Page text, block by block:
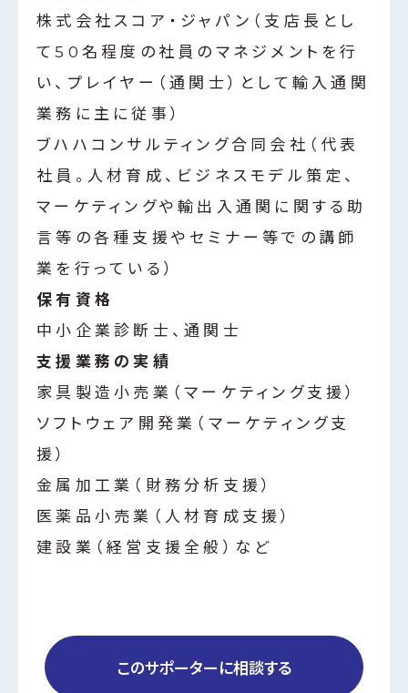
株式会社スコア・ジャパン（支店長とし
て50名程度の社員のマネジメントを行
い、プレイヤー（通関士）として輸入通関
業務に主に従事）
ブハハコンサルティング合同会社（代表
社員。人材育成、ビジネスモデル策定、
マーケティングや輸出入通関に関する助
言等の各種支援やセミナー等での講師
業を行っている）
保有資格
中小企業診断士、通関士
支援業務の実績
家具製造小売業（マーケティング支援）
ソフトウェア開発業（マーケティング支
援）
金属加工業（財務分析支援）
医薬品小売業（人材育成支援）
建設業（経営支援全般）など
このサポーターに相談する